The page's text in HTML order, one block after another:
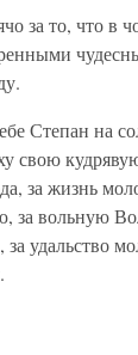
за то, что в
Степан на
свою
за жизнь
за вольную
удальство